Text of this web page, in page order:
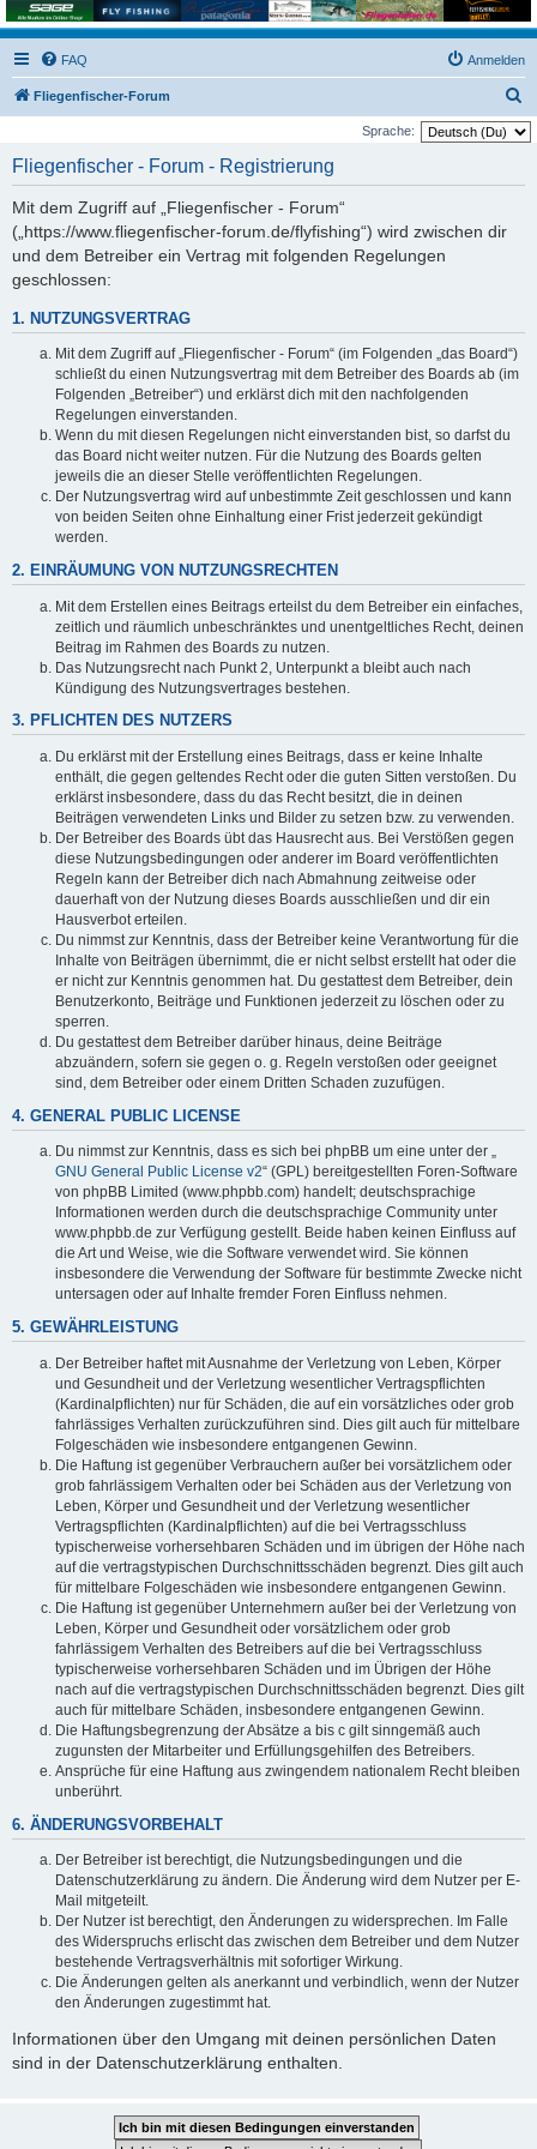
FAQ Anmelden
Fliegenfischer-Forum
u
Sprache:
Fliegenfischer - Forum - Registrierung
Mit dem Zugriff auf „Fliegenfischer - Forum“
(„https://www.fliegenfischer-forum.de/flyfishing“) wird zwischen dir
und dem Betreiber ein Vertrag mit folgenden Regelungen
geschlossen:
1. NUTZUNGSVERTRAG
Mit dem Zugriff auf „Fliegenfischer - Forum“ (im Folgenden „das Board“)
schließt du einen Nutzungsvertrag mit dem Betreiber des Boards ab (im
Folgenden „Betreiber“) und erklärst dich mit den nachfolgenden
Regelungen einverstanden.
Wenn du mit diesen Regelungen nicht einverstanden bist, so darfst du
das Board nicht weiter nutzen. Für die Nutzung des Boards gelten
jeweils die an dieser Stelle veröffentlichten Regelungen.
Der Nutzungsvertrag wird auf unbestimmte Zeit geschlossen und kann
von beiden Seiten ohne Einhaltung einer Frist jederzeit gekündigt
werden.
2. EINRÄUMUNG VON NUTZUNGSRECHTEN
Mit dem Erstellen eines Beitrags erteilst du dem Betreiber ein einfaches,
zeitlich und räumlich unbeschränktes und unentgeltliches Recht, deinen
Beitrag im Rahmen des Boards zu nutzen.
Das Nutzungsrecht nach Punkt 2, Unterpunkt a bleibt auch nach
Kündigung des Nutzungsvertrages bestehen.
3. PFLICHTEN DES NUTZERS
Du erklärst mit der Erstellung eines Beitrags, dass er keine Inhalte
enthält, die gegen geltendes Recht oder die guten Sitten verstoßen. Du
erklärst insbesondere, dass du das Recht besitzt, die in deinen
Beiträgen verwendeten Links und Bilder zu setzen bzw. zu verwenden.
Der Betreiber des Boards übt das Hausrecht aus. Bei Verstößen gegen
diese Nutzungsbedingungen oder anderer im Board veröffentlichten
Regeln kann der Betreiber dich nach Abmahnung zeitweise oder
dauerhaft von der Nutzung dieses Boards ausschließen und dir ein
Hausverbot erteilen.
Du nimmst zur Kenntnis, dass der Betreiber keine Verantwortung für die
Inhalte von Beiträgen übernimmt, die er nicht selbst erstellt hat oder die
er nicht zur Kenntnis genommen hat. Du gestattest dem Betreiber, dein
Benutzerkonto, Beiträge und Funktionen jederzeit zu löschen oder zu
sperren.
Du gestattest dem Betreiber darüber hinaus, deine Beiträge
abzuändern, sofern sie gegen o. g. Regeln verstoßen oder geeignet
sind, dem Betreiber oder einem Dritten Schaden zuzufügen.
4. GENERAL PUBLIC LICENSE
Du nimmst zur Kenntnis, dass es sich bei phpBB um eine unter der „
GNU General Public License v2“ (GPL) bereitgestellten Foren-Software
von phpBB Limited (www.phpbb.com) handelt; deutschsprachige
Informationen werden durch die deutschsprachige Community unter
www.phpbb.de zur Verfügung gestellt. Beide haben keinen Einfluss auf
die Art und Weise, wie die Software verwendet wird. Sie können
insbesondere die Verwendung der Software für bestimmte Zwecke nicht
untersagen oder auf Inhalte fremder Foren Einfluss nehmen.
5. GEWÄHRLEISTUNG
Der Betreiber haftet mit Ausnahme der Verletzung von Leben, Körper
und Gesundheit und der Verletzung wesentlicher Vertragspflichten
(Kardinalpflichten) nur für Schäden, die auf ein vorsätzliches oder grob
fahrlässiges Verhalten zurückzuführen sind. Dies gilt auch für mittelbare
Folgeschäden wie insbesondere entgangenen Gewinn.
Die Haftung ist gegenüber Verbrauchern außer bei vorsätzlichem oder
grob fahrlässigem Verhalten oder bei Schäden aus der Verletzung von
Leben, Körper und Gesundheit und der Verletzung wesentlicher
Vertragspflichten (Kardinalpflichten) auf die bei Vertragsschluss
typischerweise vorhersehbaren Schäden und im übrigen der Höhe nach
auf die vertragstypischen Durchschnittsschäden begrenzt. Dies gilt auch
für mittelbare Folgeschäden wie insbesondere entgangenen Gewinn.
Die Haftung ist gegenüber Unternehmern außer bei der Verletzung von
Leben, Körper und Gesundheit oder vorsätzlichem oder grob
fahrlässigem Verhalten des Betreibers auf die bei Vertragsschluss
typischerweise vorhersehbaren Schäden und im Übrigen der Höhe
nach auf die vertragstypischen Durchschnittsschäden begrenzt. Dies gilt
auch für mittelbare Schäden, insbesondere entgangenen Gewinn.
Die Haftungsbegrenzung der Absätze a bis c gilt sinngemäß auch
zugunsten der Mitarbeiter und Erfüllungsgehilfen des Betreibers.
Ansprüche für eine Haftung aus zwingendem nationalem Recht bleiben
unberührt.
6. ÄNDERUNGSVORBEHALT
Der Betreiber ist berechtigt, die Nutzungsbedingungen und die
Datenschutzerklärung zu ändern. Die Änderung wird dem Nutzer per E-
Mail mitgeteilt.
Der Nutzer ist berechtigt, den Änderungen zu widersprechen. Im Falle
des Widerspruchs erlischt das zwischen dem Betreiber und dem Nutzer
bestehende Vertragsverhältnis mit sofortiger Wirkung.
Die Änderungen gelten als anerkannt und verbindlich, wenn der Nutzer
den Änderungen zugestimmt hat.
Informationen über den Umgang mit deinen persönlichen Daten
sind in der Datenschutzerklärung enthalten.